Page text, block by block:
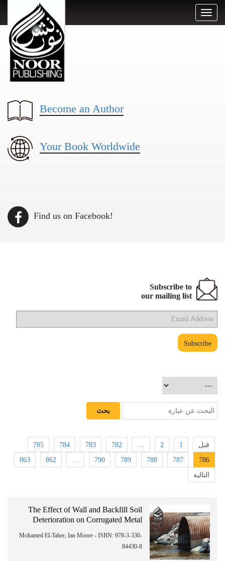
Toggle
Become an Author
Your Book Worldwide
Find us on Facebook!
Subscribe to
our mailing list
قبل 1
2
…
782
783
784
785
786
787
788
789
790
…
862
863
التالية
The Effect of Wall and Backfill Soil
Deterioration on Corrugated Metal
Mohamed El-Taher, Ian Moore - ISBN: 978-3-330-
84430-8